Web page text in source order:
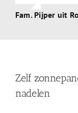
Fam. Pijper uit
Zelf
nadelen